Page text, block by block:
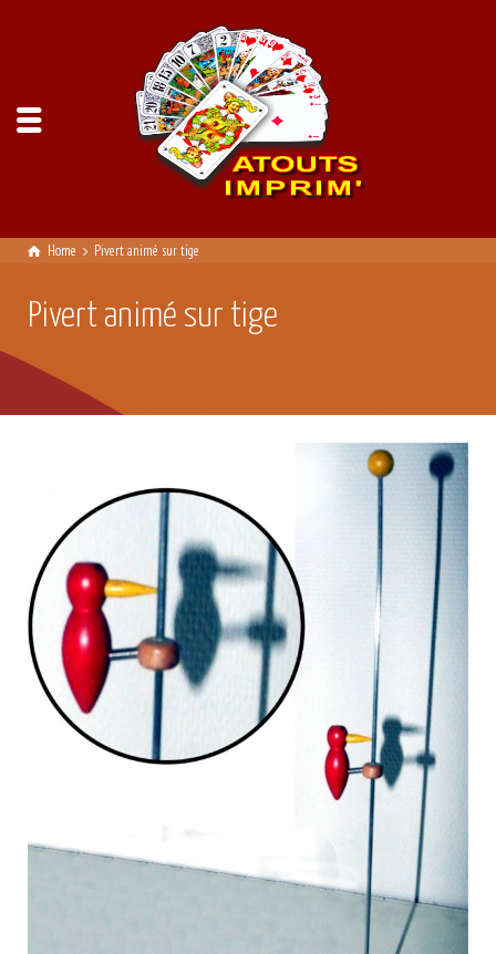
Home Pivert animé sur tige
Pivert animé sur tige